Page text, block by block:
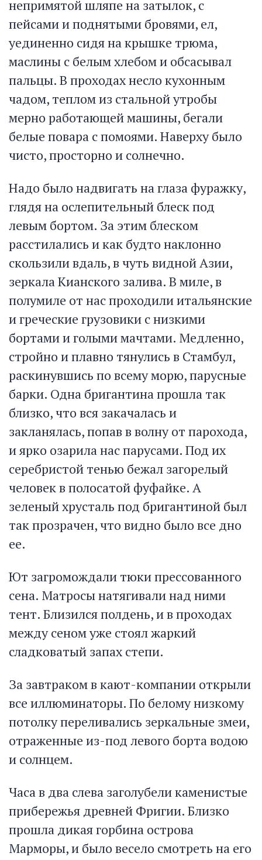
непримятой шляпе на затылок, с
пейсами и поднятыми бровями, ел,
уединенно сидя на крышке трюма,
маслины с белым хлебом и обсасывал
пальцы. В проходах несло кухонным
чадом, теплом из стальной утробы
мерно работающей машины, бегали
белые повара с помоями. Наверху было
чисто, просторно и солнечно.
Надо было надвигать на глаза фуражку,
глядя на ослепительный блеск под
левым бортом. За этим блеском
расстилались и как будто наклонно
скользили вдаль, в чуть видной Азии,
зеркала Кианского залива. В миле, в
полумиле от нас проходили итальянские
и греческие грузовики с низкими
бортами и голыми мачтами. Медленно,
стройно и плавно тянулись в Стамбул,
раскинувшись по всему морю, парусные
барки. Одна бригантина прошла так
близко, что вся закачалась и
закланялась, попав в волну от парохода,
и ярко озарила нас парусами. Под их
серебристой тенью бежал загорелый
человек в полосатой фуфайке. А
зеленый хрусталь под бригантиной был
так прозрачен, что видно было все дно
ее.
Ют загромождали тюки прессованного
сена. Матросы натягивали над ними
тент. Близился полдень, и в проходах
между сеном уже стоял жаркий
сладковатый запах степи.
За завтраком в кают-компании открыли
все иллюминаторы. По белому низкому
потолку переливались зеркальные змеи,
отраженные из-под левого борта водою
и солнцем.
Часа в два слева заголубели каменистые
прибережья древней Фригии. Близко
прошла дикая горбина острова
Марморы, и было весело смотреть на его